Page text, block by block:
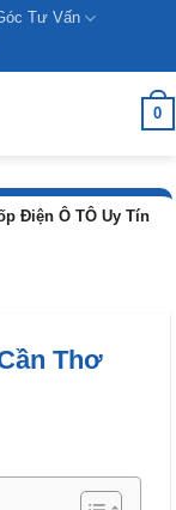
Tư Vấn
0
Điện Ô TÔ Uy Tín
Thơ